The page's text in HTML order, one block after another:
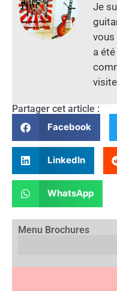
Je
vous
a
Partager cet article :
Facebook
LinkedIn
WhatsApp
Menu Brochures